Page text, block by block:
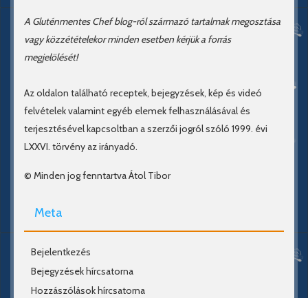
A Gluténmentes Chef blog-ról származó tartalmak megosztása
vagy közzétételekor minden esetben kérjük a forrás
megjelölését!
Az oldalon található receptek, bejegyzések, kép és videó
felvételek valamint egyéb elemek felhasználásával és
terjesztésével kapcsoltban a szerzői jogról szóló 1999. évi
LXXVI. törvény az irányadó.
© Minden jog fenntartva Átol Tibor
Meta
Bejelentkezés
Bejegyzések hírcsatorna
Hozzászólások hírcsatorna